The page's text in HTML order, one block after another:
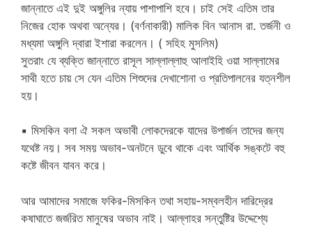
জান্নাতে এই দুই অঙ্গুলির ন্যায় পাশাপাশি হবে। চাই সেই এতিম তার
নিজের হোক অথবা অন্যের। (বর্ণনাকারী) মালিক বিন আনাস রা. তর্জনী ও
মধ্যমা অঙ্গুলি দ্বারা ইশারা করলেন। ( সহিহ মুসলিম)
সুতরাং যে ব্যক্তি জান্নাতে রাসূল সাল্লাল্লাহু আলাইহি ওয়া সাল্লামের
সাথী হতে চায় সে যেন এতিম শিশুদের দেখাশোনা ও প্রতিপালনের যত্নশীল
হয়।
▪ মিসকিন বলা ঐ সকল অভাবী লোকদেরকে যাদের উপার্জন তাদের জন্য
যথেষ্ট নয়। সব সময় অভাব-অনটনে ডুবে থাকে এবং আর্থিক সঙ্কটে বহু
কষ্টে জীবন যাবন করে।
আর আমাদের সমাজে ফকির-মিসকিন তথা সহায়-সম্বলহীন দারিদ্রের
কষাঘাতে জর্জরিত মানুষের অভাব নাই। আল্লাহর সন্তুষ্টির উদ্দেশ্যে